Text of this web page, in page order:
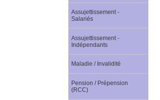
Assujettissement -
Salariés
Assujettissement -
Indépendants
Maladie / Invalidité
Pension / Prépension
(RCC)